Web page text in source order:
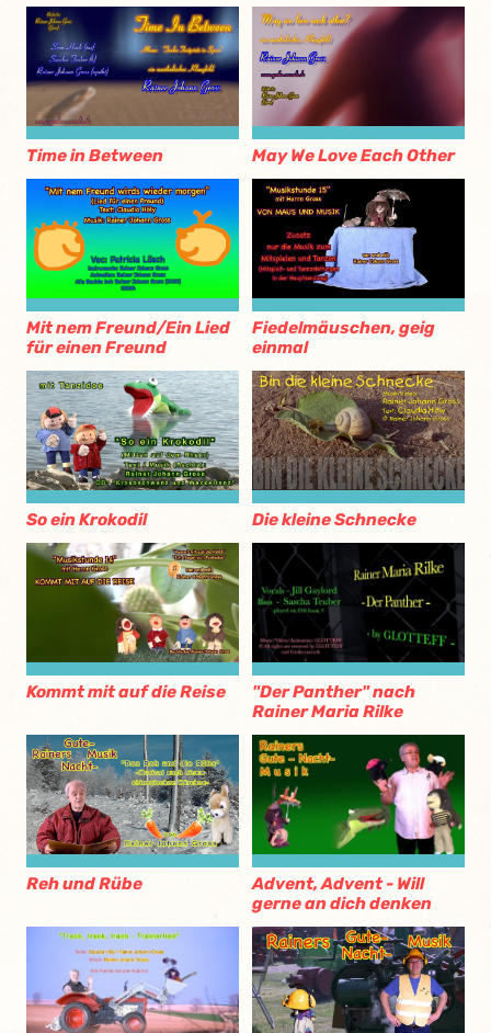
Time in Between May We Love Each Other
Mit nem Freund/Ein Lied
für einen Freund
Fiedelmäuschen, geig
einmal
So ein Krokodil Die kleine Schnecke
Kommt mit auf die Reise
"Der Panther" nach
Rainer Maria Rilke
Reh und Rübe
Advent, Advent - Will
gerne an dich denken